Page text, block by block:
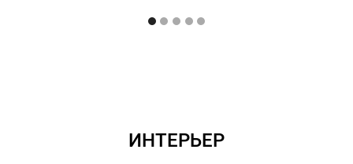
ИНТЕРЬЕР